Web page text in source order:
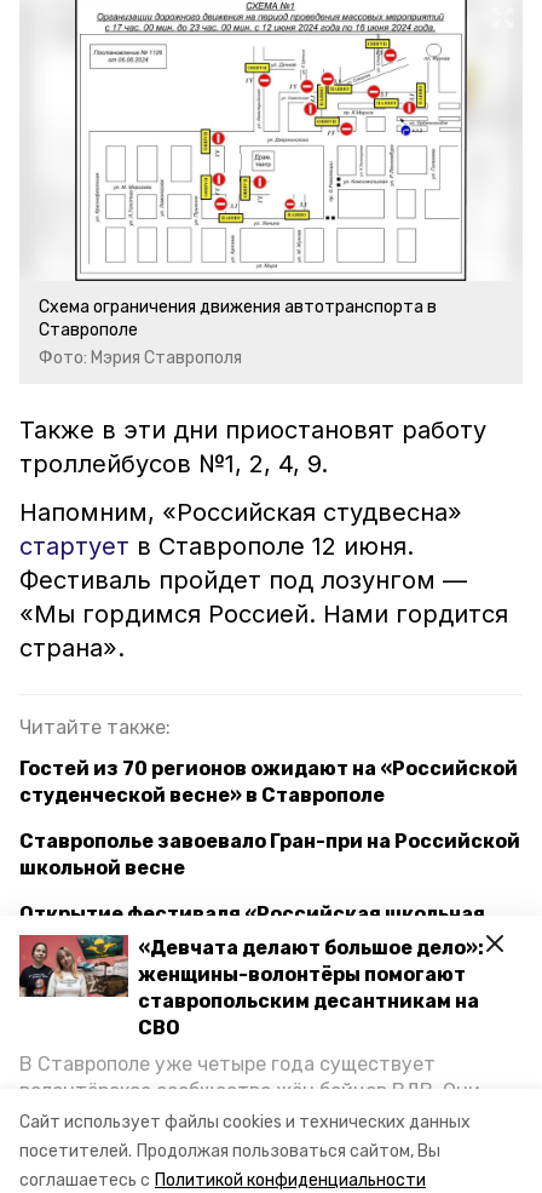
Сайт использует файлы cookies и технических данных
посетителей. Продолжая пользоваться сайтом, Вы
соглашаетесь с Политикой конфиденциальности
«Девчата делают большое дело»:
женщины-волонтёры помогают
ставропольским десантникам на
СВО
В Ставрополе уже четыре года существует
волонтёрское сообщество жён бойцов ВДВ. Они
организуют сборы вещей и продуктов для
участников спецоперации и лично отвозят всё это
на передовую. Девушки рассказали «Победе26», как
Схема ограничения движения автотранспорта в
Ставрополе
Фото: Мэрия Ставрополя
Также в эти дни приостановят работу
троллейбусов №1, 2, 4, 9.
Напомним, «Российская студвесна»
стартует в Ставрополе 12 июня.
Фестиваль пройдет под лозунгом —
«Мы гордимся Россией. Нами гордится
страна».
Читайте также:
Гостей из 70 регионов ожидают на «Российской
студенческой весне» в Ставрополе
Ставрополье завоевало Гран-при на Российской
школьной весне
Открытие фестиваля «Российская школьная
весна» пройдёт в Ставрополе 28 апреля
Губернатор Владимиров поручил провести День
поля на Ставрополье на высоком уровне
ограничение движения в ставрополе